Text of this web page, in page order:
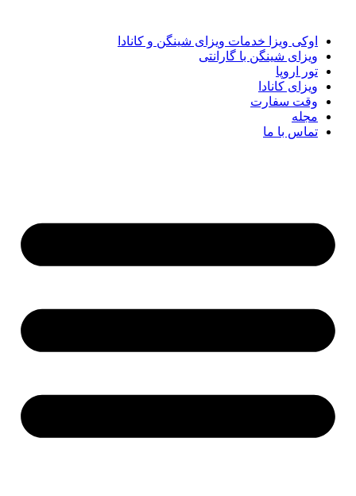
اوکی ویزا خدمات ویزای شینگن و کانادا
ویزای شینگن با گارانتی
تور اروپا
ویزای کانادا
وقت سفارت
مجله
تماس با ما